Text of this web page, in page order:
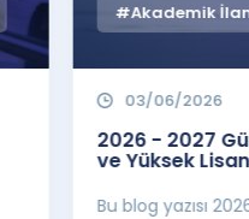
#Akademik
03/06/2026
2026 - 2027
ve Yüksek
Bu blog yazısı